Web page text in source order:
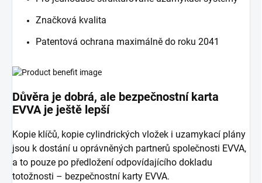
Značková kvalita
Patentová ochrana maximálně do roku 2041
Důvěra je dobrá, ale bezpečnostní karta
EVVA je ještě lepší
Kopie klíčů, kopie cylindrických vložek i uzamykací plány
jsou k dostání u oprávněných partnerů společnosti EVVA,
a to pouze po předložení odpovídajícího dokladu
totožnosti – bezpečnostní karty EVVA.